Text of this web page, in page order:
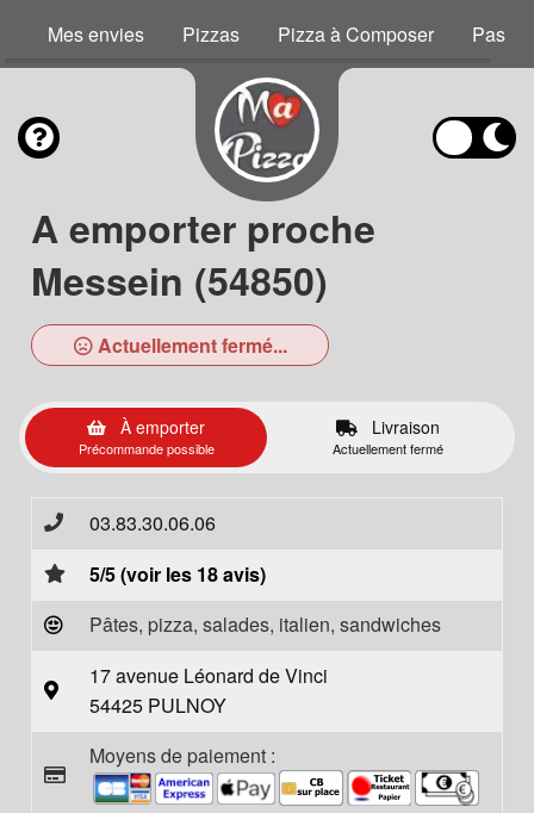
Mes envies Pizzas Pizza à Composer Pastas
A emporter proche
Messein (54850)
Actuellement fermé...
À emporter
Précommande possible
Livraison
Actuellement fermé
03.83.30.06.06
5/5 (voir les 18 avis)
Pâtes, pizza, salades, italien, sandwiches
17 avenue Léonard de Vinci
54425 PULNOY
Moyens de paiement :